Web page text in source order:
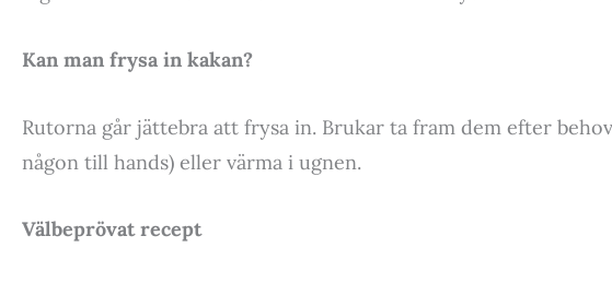
Kan man frysa in kakan?
Rutorna går jättebra att frysa in. Brukar ta fram dem efter
någon till hands) eller värma i ugnen.
Välbeprövat recept